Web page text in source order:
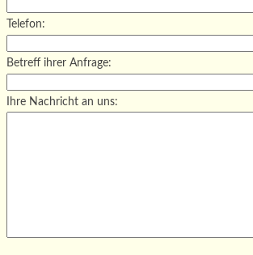
Telefon:
Betreff ihrer Anfrage:
Ihre Nachricht an uns: